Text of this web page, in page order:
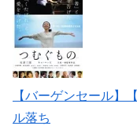
【バーゲンセール
ル落ち